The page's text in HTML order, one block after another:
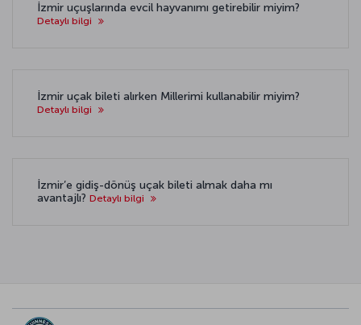
İzmir uçuşlarında evcil hayvanımı getirebilir miyim?
Detaylı bilgi
İzmir uçak bileti alırken Millerimi kullanabilir miyim?
Detaylı bilgi
İzmir’e gidiş-dönüş uçak bileti almak daha mı
avantajlı? Detaylı bilgi